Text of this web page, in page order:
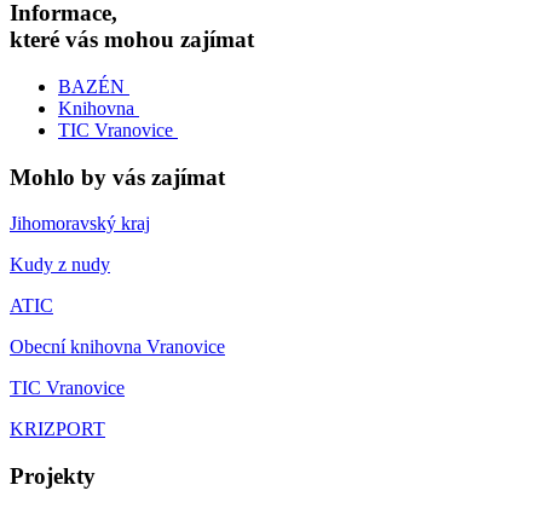
Informace,
které vás mohou zajímat
BAZÉN
Knihovna
TIC Vranovice
Mohlo by vás zajímat
Jihomoravský kraj
Kudy z nudy
ATIC
Obecní knihovna Vranovice
TIC Vranovice
KRIZPORT
Projekty